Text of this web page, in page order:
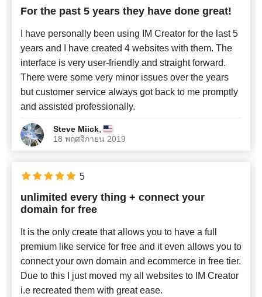
For the past 5 years they have done great!
I have personally been using IM Creator for the last 5
years and I have created 4 websites with them. The
interface is very user-friendly and straight forward.
There were some very minor issues over the years
but customer service always got back to me promptly
and assisted professionally.
Steve Miick,
18 พฤศจิกายน 2019
unlimited every thing + connect your
domain for free
It is the only create that allows you to have a full
premium like service for free and it even allows you to
connect your own domain and ecommerce in free tier.
Due to this I just moved my all websites to IM Creator
i.e recreated them with great ease.
5